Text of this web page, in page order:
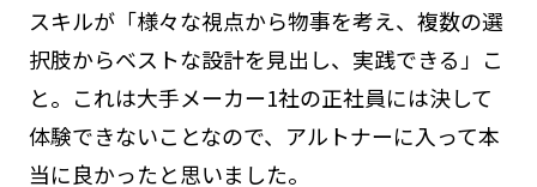
スキルが「様々な視点から物事を考え、複数の選
択肢からベストな設計を見出し、実践できる」こ
と。これは大手メーカー1社の正社員には決して
体験できないことなので、アルトナーに入って本
当に良かったと思いました。